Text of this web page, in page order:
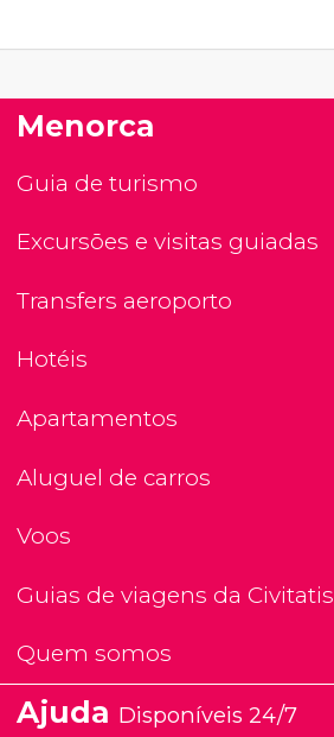
Menorca
Guia de turismo
Excursões e visitas guiadas
Transfers aeroporto
Hotéis
Apartamentos
Aluguel de carros
Voos
Guias de viagens da Civitatis
Quem somos
Ajuda Disponíveis 24/7